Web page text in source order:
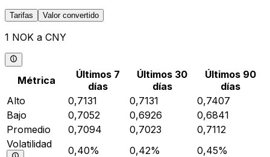
Tarifas Valor convertido
1 NOK a CNY
Métrica
Últimos 7
días
Últimos 30
días
Últimos 90
días
Alto
0,7131 0,7131
0,7407
Bajo
0,7052 0,6926
0,6841
Promedio
0,7094 0,7023
0,7112
Volatilidad
0,40% 0,42% 0,45%